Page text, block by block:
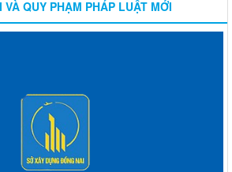
QUY PHẠM PHÁP LUẬT MỚI